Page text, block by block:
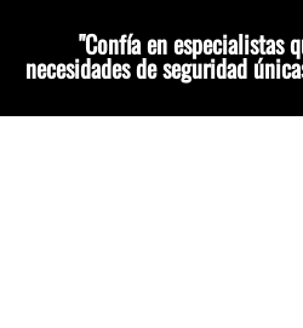
"Confía en especialistas
necesidades de seguridad